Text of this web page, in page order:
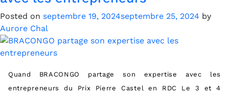
Posted on septembre 19, 2024septembre 25, 2024 by
Aurore Chal
Quand BRACONGO partage son expertise avec les
entrepreneurs du Prix Pierre Castel en RDC Le 3 et 4